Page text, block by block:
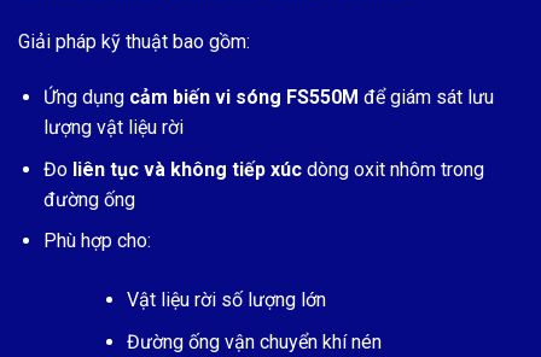
Giải pháp kỹ thuật bao gồm:
Ứng dụng cảm biến vi sóng FS550M để giám sát lưu
lượng vật liệu rời
Đo liên tục và không tiếp xúcdòng oxit nhôm trong
đường ống
Phù hợp cho:
Vật liệu rời số lượng lớn
Đường ống vận chuyển khí nén